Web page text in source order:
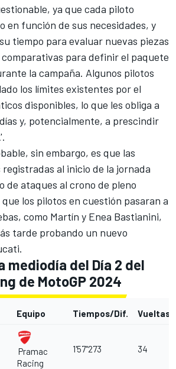
ya que cada piloto
en función de sus necesidades, y
tiempo para evaluar nuevas piezas
para definir el paquete
la campaña. Algunos pilotos
los límites existentes por el
disponibles, lo que les obliga a
y, potencialmente, a prescindir
sin embargo, es que las
al inicio de la jornada
de ataques al crono de pleno
los pilotos en cuestión pasaran a
como Martín y Enea Bastianini,
tarde probando un nuevo
mediodía del Día 2 del
de MotoGP 2024
Equipo Tiempos/Dif. Vueltas
Pramac
Racing
1'57"273 34